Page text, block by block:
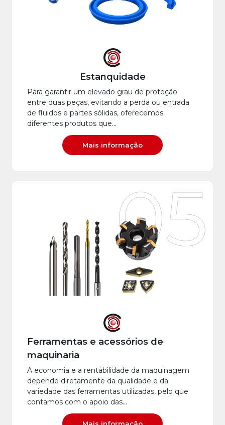
Estanquidade
Para garantir um elevado grau de proteção
entre duas peças, evitando a perda ou entrada
de fluidos e partes sólidas, oferecemos
diferentes produtos que…
Mais informação
05
Ferramentas e acessórios de
maquinaria
A economia e a rentabilidade da maquinagem
depende diretamente da qualidade e da
variedade das ferramentas utilizadas, pelo que
contamos com o apoio das…